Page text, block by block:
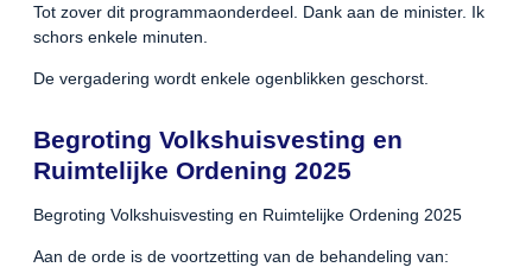
Tot zover dit programmaonderdeel. Dank aan de minister. Ik
schors enkele minuten.
De vergadering wordt enkele ogenblikken geschorst.
Begroting Volkshuisvesting en
Ruimtelijke Ordening 2025
Begroting Volkshuisvesting en Ruimtelijke Ordening 2025
Aan de orde is de voortzetting van de behandeling van: